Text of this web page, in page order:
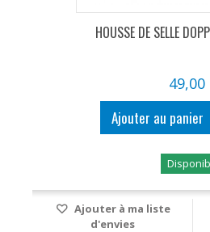
HOUSSE DE SELLE
49,00
Ajouter au panier
Ajouter à ma liste
d'envies